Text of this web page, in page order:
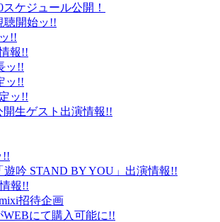
ケジュール公開！
聴開始ッ!!
!!
報!!
ッ!!
ッ!!
ッ!!
開生ゲスト出演情報!!
!!
吟 STAND BY YOU」出演情報!!
報!!
招待企画
にて購入可能に!!